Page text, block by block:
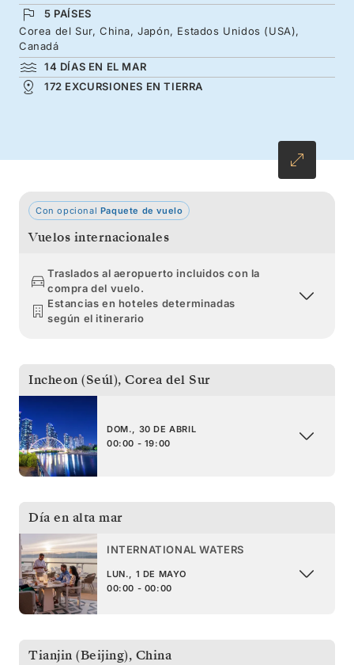
mar mientras cruza el Pacífico abierto —
incluso ganará un día al cruzar la línea
internacional de cambio de fecha— antes de
llegar a los fiordos y los parques de tótems de
5 PAÍSES
Corea del Sur, China, Japón, Estados Unidos (USA),
Canadá
14 DÍAS EN EL MAR
172 EXCURSIONES EN TIERRA
Con opcional Paquete de vuelo
Vuelos internacionales
Traslados al aeropuerto incluidos con la
compra del vuelo.
Estancias en hoteles determinadas
según el itinerario
Incheon (Seúl), Corea del Sur
DOM., 30 DE ABRIL
00:00 - 19:00
Día en alta mar
INTERNATIONAL WATERS
LUN., 1 DE MAYO
00:00 - 00:00
Tianjin (Beijing), China